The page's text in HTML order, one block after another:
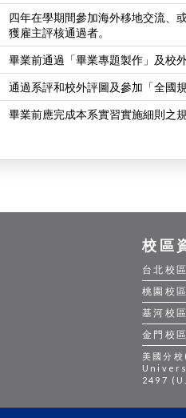
四年在學期間參加海外移地交流、
獲雇主評核通過者。
畢業前通過「畢業專題製作」及校
通過系評和校外評圖及參加「全國
畢業前應完成本系實習實施細則之規
校區
台北校
桃園校
基河校
金門校
美國分
2497